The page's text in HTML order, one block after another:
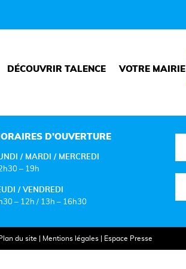
DÉCOUVRIR TALENCE VOTRE MAIRIE
D’OUVERTURE
/ MARDI / MERCREDI
– 19h
/ VENDREDI
– 12h / 13h – 16h30
Plan du site Mentions légales Espace Presse